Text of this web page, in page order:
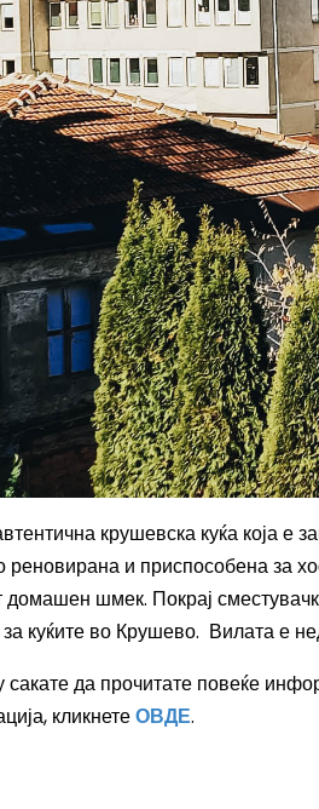
крушевска куќа која е
реновирана и приспособеназа
домашен шмек. Покрај
за куќите во Крушево. Вилата е
сакате да прочитате повеќе
кликнетеОВДЕ.